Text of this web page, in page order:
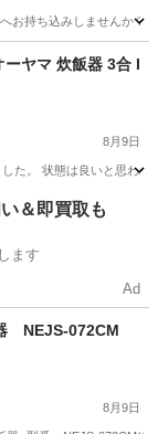
ち込みしませんか？
ーヤマ 炊飯器 3合 I
8月9日
た。 状態は良いと思わ
＆即買取も
ます
Ad
NEJS-072CM
8月9日